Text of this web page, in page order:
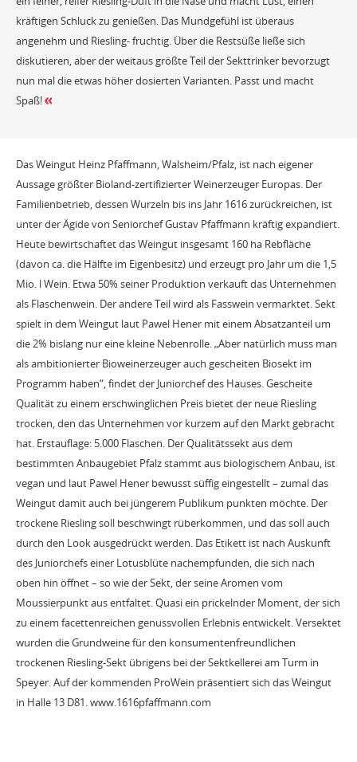
kräftigen Schluck zu genießen. Das Mundgefühl ist überaus
angenehm und Riesling- fruchtig. Über die Restsüße ließe sich
diskutieren, aber der weitaus größte Teil der Sekttrinker bevorzugt
nun mal die etwas höher dosierten Varianten. Passt und macht
Spaß!
Das Weingut Heinz Pfaffmann, Walsheim/Pfalz, ist nach eigener
Aussage größter Bioland-zertifizierter Weinerzeuger Europas. Der
Familienbetrieb, dessen Wurzeln bis ins Jahr 1616 zurückreichen, ist
unter der Ägide von Seniorchef Gustav Pfaffmann kräftig expandiert.
Heute bewirtschaftet das Weingut insgesamt 160 ha Rebfläche
(davon ca. die Hälfte im Eigenbesitz) und erzeugt pro Jahr um die 1,5
Mio. l Wein. Etwa 50% seiner Produktion verkauft das Unternehmen
als Flaschenwein. Der andere Teil wird als Fasswein vermarktet. Sekt
spielt in dem Weingut laut Pawel Hener mit einem Absatzanteil um
die 2% bislang nur eine kleine Nebenrolle. „Aber natürlich muss man
als ambitionierter Bioweinerzeuger auch gescheiten Biosekt im
Programm haben“, findet der Juniorchef des Hauses. Gescheite
Qualität zu einem erschwinglichen Preis bietet der neue Riesling
trocken, den das Unternehmen vor kurzem auf den Markt gebracht
hat. Erstauflage: 5.000 Flaschen. Der Qualitätssekt aus dem
bestimmten Anbaugebiet Pfalz stammt aus biologischem Anbau, ist
vegan und laut Pawel Hener bewusst süffig eingestellt – zumal das
Weingut damit auch bei jüngerem Publikum punkten möchte. Der
trockene Riesling soll beschwingt rüberkommen, und das soll auch
durch den Look ausgedrückt werden. Das Etikett ist nach Auskunft
des Juniorchefs einer Lotusblüte nachempfunden, die sich nach
oben hin öffnet – so wie der Sekt, der seine Aromen vom
Moussierpunkt aus entfaltet. Quasi ein prickelnder Moment, der sich
zu einem facettenreichen genussvollen Erlebnis entwickelt. Versektet
wurden die Grundweine für den konsumentenfreundlichen
trockenen Riesling-Sekt übrigens bei der Sektkellerei am Turm in
Speyer. Auf der kommenden ProWein präsentiert sich das Weingut
in Halle 13 D81. www.1616pfaffmann.com